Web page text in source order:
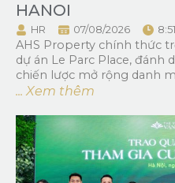
HANOI
HR 07/08/2026
AHS Property chính thức
dự án Le Parc Place, đánh
chiến lược mở rộng danh
... Xem thêm